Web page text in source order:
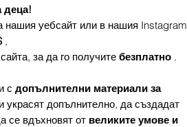
деца!
нашия уебсайт или в нашия Instagram
,
за да го получите безплатно .
с допълнителни материали за
украсят допълнително, да създадат
се вдъхновят от великите умове и